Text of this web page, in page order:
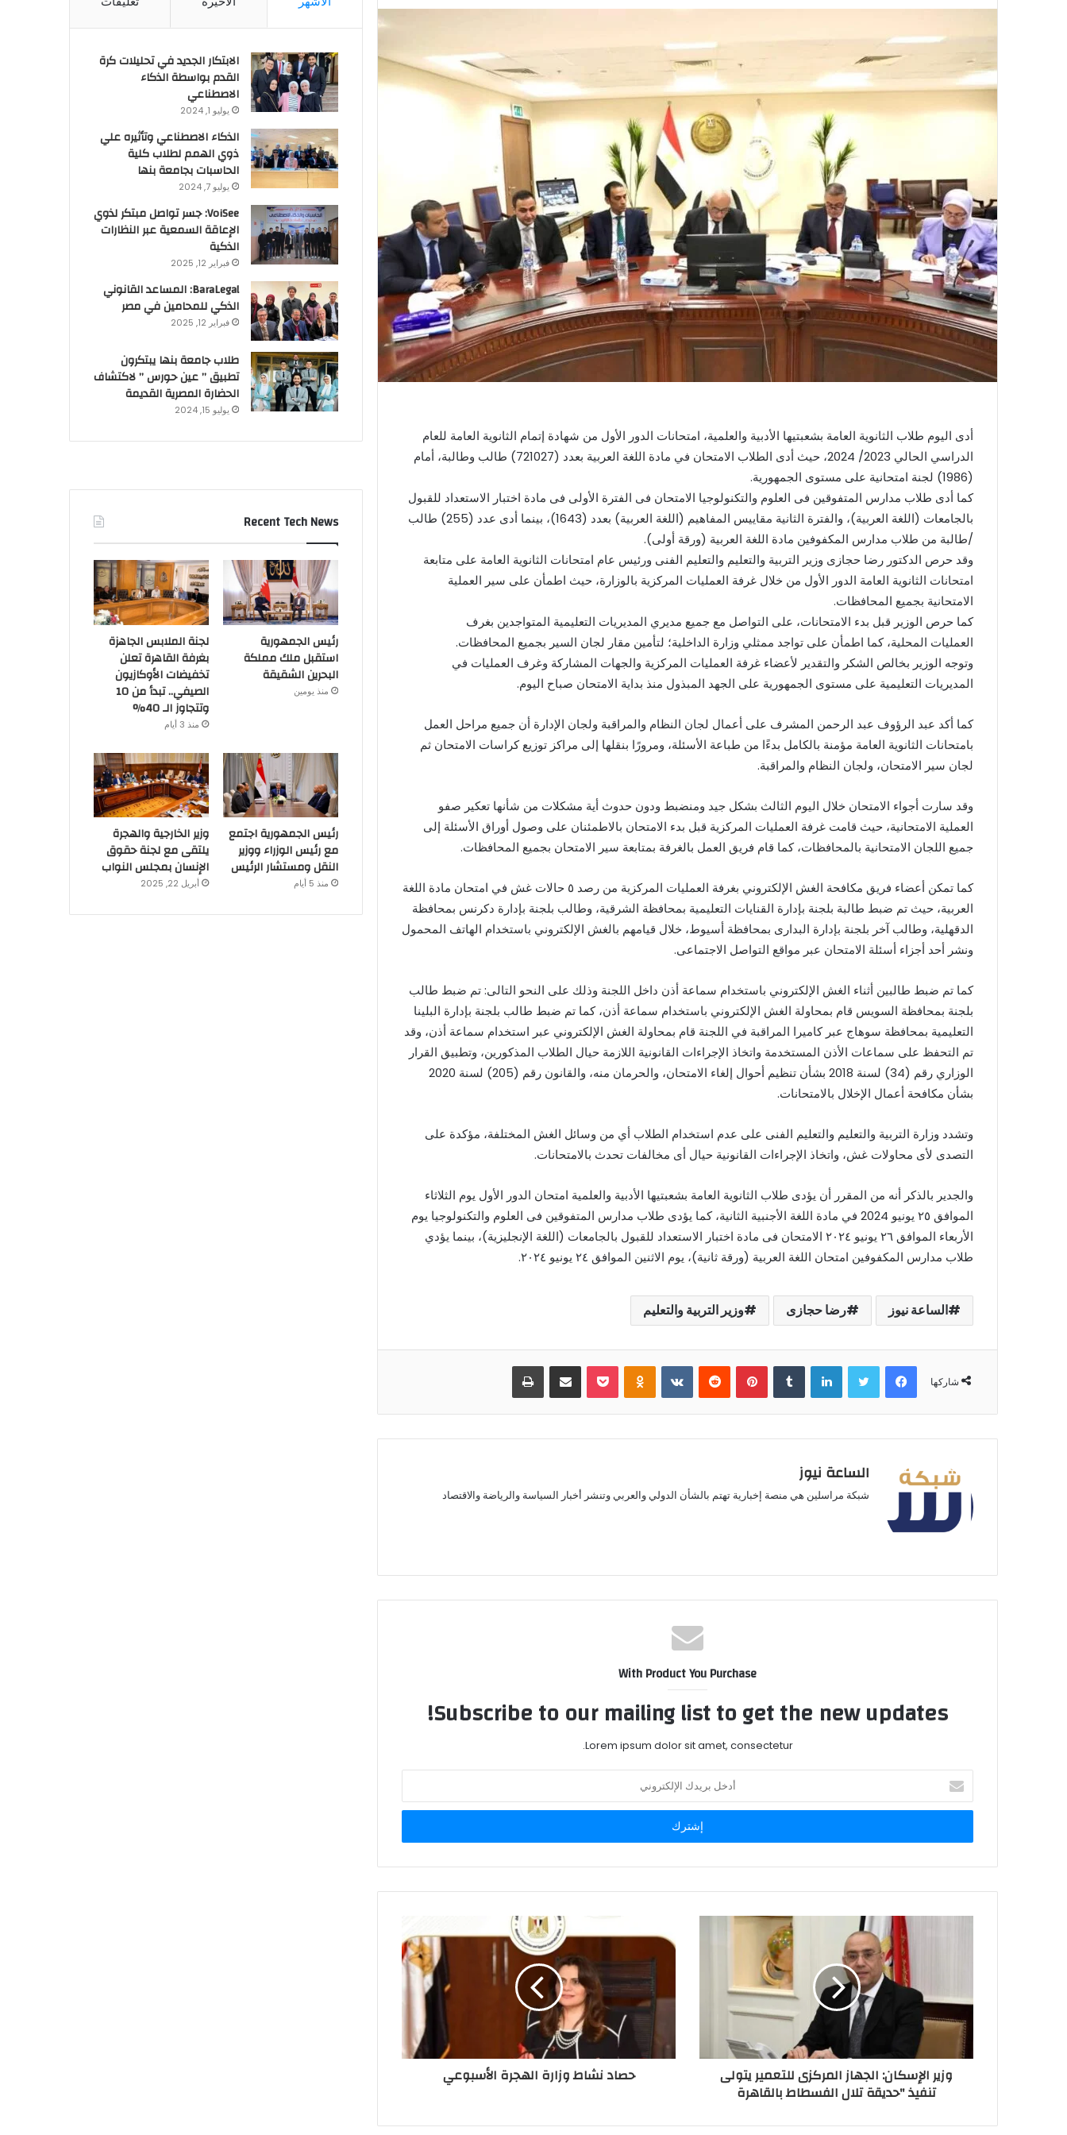
أدى اليوم طلاب الثانوية العامة بشعبتيها الأدبية والعلمية، امتحانات الدور الأول من شهادة إتمام الثانوية العامة للعام
الدراسي الحالي 2023/ 2024، حيث أدى الطلاب الامتحان في مادة اللغة العربية بعدد (721027) طالب وطالبة، أمام
(1986) لجنة امتحانية على مستوى الجمهورية.
كما أدى طلاب مدارس المتفوقين فى العلوم والتكنولوجيا الامتحان فى الفترة الأولى فى مادة اختبار الاستعداد للقبول
بالجامعات (اللغة العربية)، والفترة الثانية مقاييس المفاهيم (اللغة العربية) بعدد (1643)، بينما أدى عدد (255) طالب
/طالبة من طلاب مدارس المكفوفين مادة اللغة العربية (ورقة أولى).
وقد حرص الدكتور رضا حجازى وزير التربية والتعليم والتعليم الفنى ورئيس عام امتحانات الثانوية العامة على متابعة
امتحانات الثانوية العامة الدور الأول من خلال غرفة العمليات المركزية بالوزارة، حيث اطمأن على سير العملية
الامتحانية بجميع المحافظات.
كما حرص الوزير قبل بدء الامتحانات، على التواصل مع جميع مديري المديريات التعليمية المتواجدين بغرف
العمليات المحلية، كما اطمأن على تواجد ممثلي وزارة الداخلية؛ لتأمين مقار لجان السير بجميع المحافظات.
وتوجه الوزير بخالص الشكر والتقدير لأعضاء غرفة العمليات المركزية والجهات المشاركة وغرف العمليات في
المديريات التعليمية على مستوى الجمهورية على الجهد المبذول منذ بداية الامتحان صباح اليوم.
كما أكد عبد الرؤوف عبد الرحمن المشرف على أعمال لجان النظام والمراقبة ولجان الإدارة أن جميع مراحل العمل
بامتحانات الثانوية العامة مؤمنة بالكامل بدءًا من طباعة الأسئلة، ومرورًا بنقلها إلى مراكز توزيع كراسات الامتحان ثم
لجان سير الامتحان، ولجان النظام والمراقبة.
وقد سارت أجواء الامتحان خلال اليوم الثالث بشكل جيد ومنضبط ودون حدوث أية مشكلات من شأنها تعكير صفو
العملية الامتحانية، حيث قامت غرفة العمليات المركزية قبل بدء الامتحان بالاطمئنان على وصول أوراق الأسئلة إلى
جميع اللجان الامتحانية بالمحافظات، كما قام فريق العمل بالغرفة بمتابعة سير الامتحان بجميع المحافظات.
كما تمكن أعضاء فريق مكافحة الغش الإلكتروني بغرفة العمليات المركزية من رصد ٥ حالات غش في امتحان مادة اللغة
العربية، حيث تم ضبط طالبة بلجنة بإدارة القنايات التعليمية بمحافظة الشرقية، وطالب بلجنة بإدارة دكرنس بمحافظة
الدقهلية، وطالب آخر بلجنة بإدارة البدارى بمحافظة أسيوط، خلال قيامهم بالغش الإلكتروني باستخدام الهاتف المحمول
ونشر أحد أجزاء أسئلة الامتحان عبر مواقع التواصل الاجتماعى.
كما تم ضبط طالبين أثناء الغش الإلكتروني باستخدام سماعة أذن داخل اللجنة وذلك على النحو التالى: تم ضبط طالب
بلجنة بمحافظة السويس قام بمحاولة الغش الإلكتروني باستخدام سماعة أذن، كما تم ضبط طالب بلجنة بإدارة البلينا
التعليمية بمحافظة سوهاج عبر كاميرا المراقبة في اللجنة قام بمحاولة الغش الإلكتروني عبر استخدام سماعة أذن، وقد
تم التحفظ على سماعات الأذن المستخدمة واتخاذ الإجراءات القانونية اللازمة حيال الطلاب المذكورين، وتطبيق القرار
الوزاري رقم (34) لسنة 2018 بشأن تنظيم أحوال إلغاء الامتحان، والحرمان منه، والقانون رقم (205) لسنة 2020
بشأن مكافحة أعمال الإخلال بالامتحانات.
وتشدد وزارة التربية والتعليم والتعليم الفنى على عدم استخدام الطلاب أي من وسائل الغش المختلفة، مؤكدة على
التصدى لأى محاولات غش، واتخاذ الإجراءات القانونية حيال أى مخالفات تحدث بالامتحانات.
والجدير بالذكر أنه من المقرر أن يؤدى طلاب الثانوية العامة بشعبتيها الأدبية والعلمية امتحان الدور الأول يوم الثلاثاء
الموافق ٢٥ يونيو 2024 في مادة اللغة الأجنبية الثانية، كما يؤدى طلاب مدارس المتفوقين فى العلوم والتكنولوجيا يوم
الأربعاء الموافق ٢٦ يونيو ٢٠٢٤ الامتحان فى مادة اختبار الاستعداد للقبول بالجامعات (اللغة الإنجليزية)، بينما يؤدي
طلاب مدارس المكفوفين امتحان اللغة العربية (ورقة ثانية)، يوم الاثنين الموافق ٢٤ يونيو ٢٠٢٤.
الساعة نيوز رضا حجازى وزير التربية والتعليم
شاركها
فيسبوكتويتر لينكدإن بينتيريست Odnoklassniki
بوكيت مشاركة عبر البريد طباعة
الساعة نيوز
شبكة مراسلين هي منصة إخبارية تهتم بالشأن الدولي والعربي وتنشر أخبار السياسة والرياضة والاقتصاد
With Product You Purchase
Subscribe to our mailing list to get the new updates!
Lorem ipsum dolor sit amet, consectetur.
أدخل
بريدك
الإلكتروني
وزير الإسكان: الجهاز المركزى للتعمير يتولى
تنفيذ "حديقة تلال الفسطاط بالقاهرة
حصاد نشاط وزارة الهجرة الأسبوعي
الابتكار الجديد في تحليلات كرة
القدم بواسطة الذكاء
الاصطناعي
يوليو 1, 2024
الذكاء الاصطناعي وتأثيره علي
ذوي الهمم لطلاب كلية
الحاسبات بجامعة بنها
يوليو 7, 2024
VoiSee: جسر تواصل مبتكر لذوي
الإعاقة السمعية عبر النظارات
الذكية
فبراير 12, 2025
BaraLegal: المساعد القانوني
الذكي للمحامين في مصر
فبراير 12, 2025
طلاب جامعة بنها يبتكرون
تطبيق ” عين حورس ” لاكتشاف
الحضارة المصرية القديمة
يوليو 15, 2024
Recent Tech News
رئيس الجمهورية
استقبل ملك مملكة
البحرين الشقيقة
منذ يومين
لجنة الملابس الجاهزة
بغرفة القاهرة تعلن
تخفيضات الأوكازيون
الصيفي.. تبدأ من 10
وتتجاوز الـ 40%
منذ 3 أيام
رئيس الجمهورية اجتمع
مع رئيس الوزراء ووزير
النقل ومستشار الرئيس
منذ 5 أيام
وزير الخارجية والهجرة
يلتقى مع لجنة حقوق
الإنسان بمجلس النواب
أبريل 22, 2025